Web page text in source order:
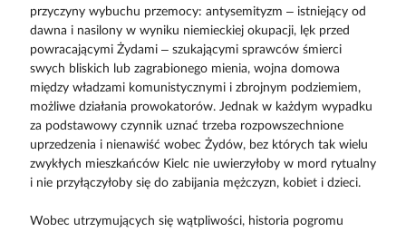
przyczyny wybuchu przemocy: antysemityzm – istniejący od
dawna i nasilony w wyniku niemieckiej okupacji, lęk przed
powracającymi Żydami – szukającymi sprawców śmierci
swych bliskich lub zagrabionego mienia, wojna domowa
między władzami komunistycznymi i zbrojnym podziemiem,
możliwe działania prowokatorów. Jednak w każdym wypadku
za podstawowy czynnik uznać trzeba rozpowszechnione
uprzedzenia i nienawiść wobec Żydów, bez których tak wielu
zwykłych mieszkańców Kielc nie uwierzyłoby w mord rytualny
i nie przyłączyłoby się do zabijania mężczyzn, kobiet i dzieci.
Wobec utrzymujących się wątpliwości, historia pogromu